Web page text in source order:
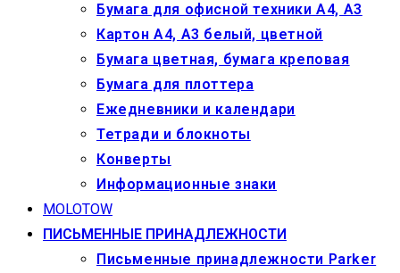
Бумага для офисной техники А4, А3
Картон А4, А3 белый, цветной
Бумага цветная, бумага креповая
Бумага для плоттера
Ежедневники и календари
Тетради и блокноты
Конверты
Информационные знаки
MOLOTOW
ПИСЬМЕННЫЕ ПРИНАДЛЕЖНОСТИ
Письменные принадлежности Parker